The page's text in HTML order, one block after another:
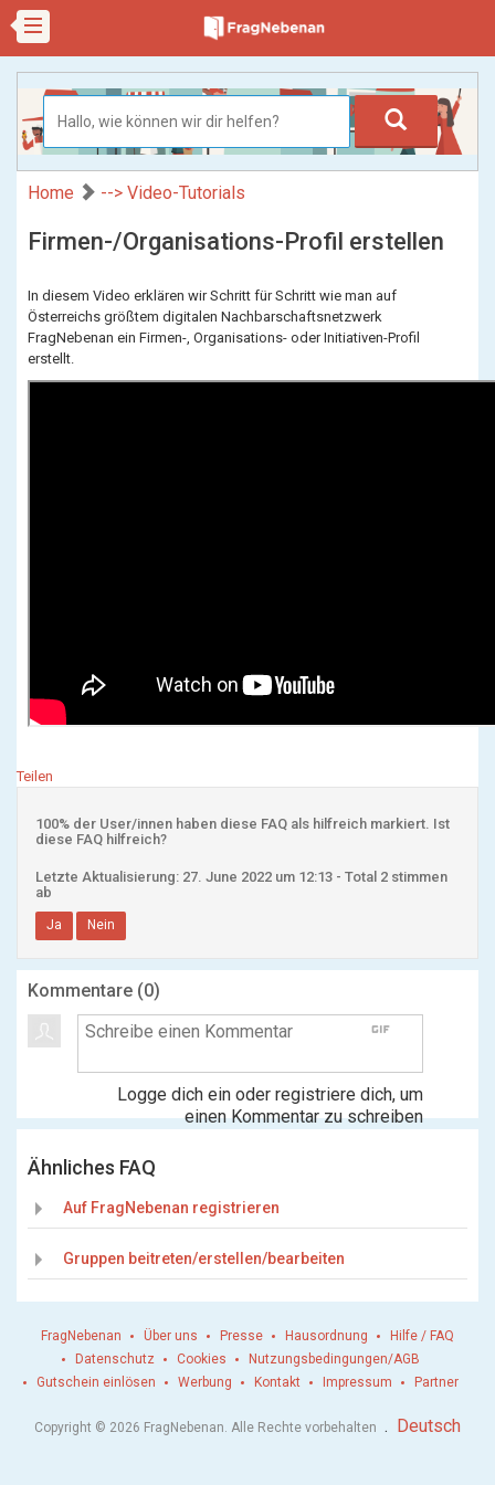
Home --> Video-Tutorials
Firmen-/Organisations-Profil erstellen
In diesem Video erklären wir Schritt für Schritt wie man auf
Österreichs größtem digitalen Nachbarschaftsnetzwerk
FragNebenan ein Firmen-, Organisations- oder Initiativen-Profil
erstellt.
Teilen
100% der User/innen haben diese FAQ als hilfreich markiert. Ist
diese FAQ hilfreich?
Letzte Aktualisierung: 27. June 2022 um 12:13 - Total 2 stimmen
ab
Ja Nein
Kommentare (0)
gif
Logge dich ein oder registriere dich, um
einen Kommentar zu schreiben
Ähnliches FAQ
Auf FragNebenan registrieren
Gruppen beitreten/erstellen/bearbeiten
FragNebenan Über uns Presse Hausordnung
Hilfe / FAQ
Datenschutz
Cookies
Nutzungsbedingungen/AGB
Gutschein einlösen
Werbung Kontakt Impressum Partner
Copyright © 2026 FragNebenan. Alle Rechte vorbehalten . Deutsch